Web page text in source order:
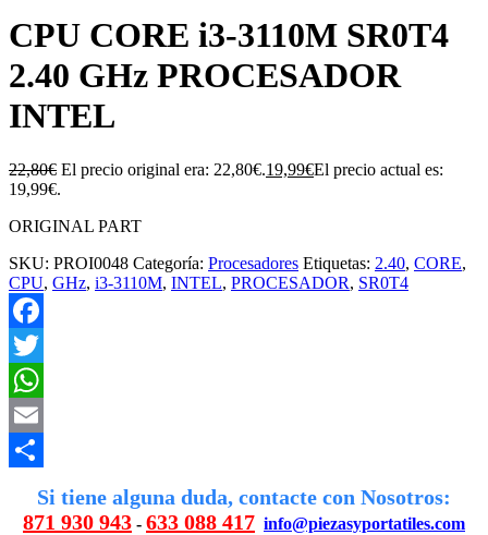
CPU CORE i3-3110M SR0T4
2.40 GHz PROCESADOR
INTEL
22,80€ El precio original era: 22,80€.19,99€El precio actual es:
19,99€.
ORIGINAL PART
SKU: PROI0048 Categoría: Procesadores Etiquetas: 2.40, CORE,
CPU, GHz, i3-3110M, INTEL, PROCESADOR, SR0T4
Facebook
Twitter
WhatsApp
Email
Si tiene alguna duda, contacte con Nosotros:
871 930 943 - 633 088 417 info@piezasyportatiles.com